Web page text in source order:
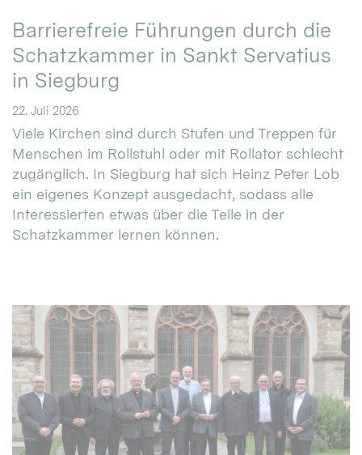
Barrierefreie Führungen durch die
Schatzkammer in Sankt Servatius
in Siegburg
22. Juli 2026
Viele Kirchen sind durch Stufen und Treppen für
Menschen im Rollstuhl oder mit Rollator schlecht
zugänglich. In Siegburg hat sich Heinz Peter Lob
ein eigenes Konzept ausgedacht, sodass alle
Interessierten etwas über die Teile in der
Schatzkammer lernen können.